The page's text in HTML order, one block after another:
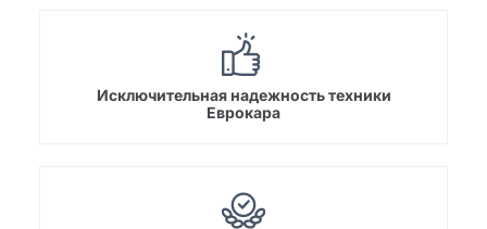
Исключительная надежность техники
Еврокара